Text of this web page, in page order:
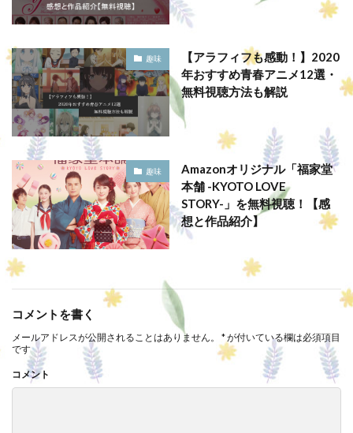
趣味
【アラフィフも感動！】2020
年おすすめ青春アニメ12選・
無料視聴方法も解説
趣味
Amazonオリジナル「福家堂
本舗 -KYOTO LOVE
STORY-」を無料視聴！【感
想と作品紹介】
コメントを書く
メールアドレスが公開されることはありません。 *が付いている欄は必須項目
です
コメント